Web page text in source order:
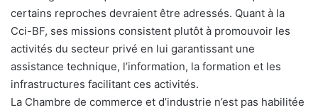
certains reproches devraient être adressés. Quant à la
Cci-BF, ses missions consistent plutôt à promouvoir les
activités du secteur privé en lui garantissant une
assistance technique, l’information, la formation et les
infrastructures facilitant ces activités.
La Chambre de commerce et d’industrie n’est pas habilitée